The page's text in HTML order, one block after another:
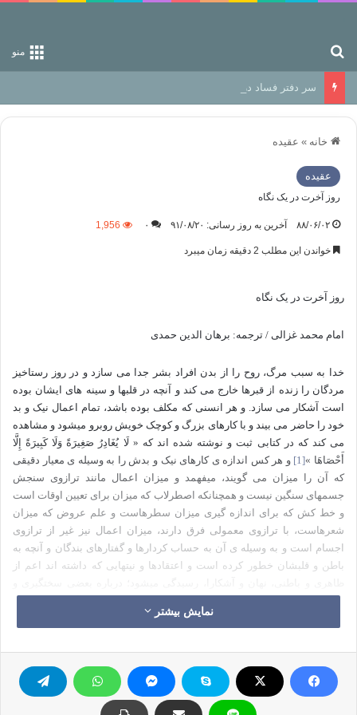
منو
سر دفتر فساد در زمین‌، دوری وکناره‌گیری از راه خداست‌!
خانه » عقیده
عقیده
روز آخرت در یک نگاه
۸۸/۰۶/۰۲ آخرین به روز رسانی: ۹۱/۰۸/۲۰ ۰ 1,956
خواندن این مطلب 2 دقیقه زمان میبرد
روز آخرت در یک نگاه
امام محمد غزالی / ترجمه: برهان الدین حمدی
خدا به سبب مرگ، روح را از بدن افراد بشر جدا می سازد و در روز رستاخیز
مردگان را زنده از قبرها خارج می کند و آنچه در قلبها و سینه های ایشان بوده
است آشکار می سازد. و هر انسنی که مکلف بوده باشد، تمام اعمال نیک و بد
خود را حاضر می بیند و با کارهای بزرگ و کوچک خویش روبرو می­شود و مشاهده
می کند که در کتابی ثبت و نوشته شده اند که « لَا يُغَادِرُ صَغِيرَةً وَلَا كَبِيرَةً إِلَّا
أَحْصَاهَا »[1] و هر کس اندازه ی کارهای نیک و بدش را به وسیله ی معیار دقیقی
که آن را میزان می گویند، می­فهمد و میزان اعمال مانند ترازوی سنجش
جسمهای سنگین نیست و همچنانکه اصطرلاب که میزان برای تعیین اوقات است
و خط کش که برای اندازه گیری میزان سطرهاست و علم عروض که میزان
شعرهاست، با ترازوی معمولی فرق دارند، میزان اعمال نیز غیر از ترازوی
اجسام است و به وسیله ی آن به حساب کردارها و گفتارهای بندگان و آنچه به
باطن و قلبشان خطور کرده است و اعتقادها و نیتهایی که داشته اند اعم از
نسبت به جمعی بر حسب استحقاق سهل انگاری به عمل می آید و گروهی بی
حساب به بهشت می روند و همچنین صراط که پلی است تیزتر از شمشیر و
است، در راه افراد بشر وجود دارد و کسانی که در دنیا به راه راست که موازی
صراط و در باریکی و تیزی با آن یکسان است، رفته باشند سبک و آسان از آن
می گذرند و برای افرادی که در دنیا از صراط مستقیم منحرف شده باشند و در
آن روز مشمول عفو کرم خدا واقع نشوند، لغزشگاه خطرناکی می­باشد.
نمایش بیشتر